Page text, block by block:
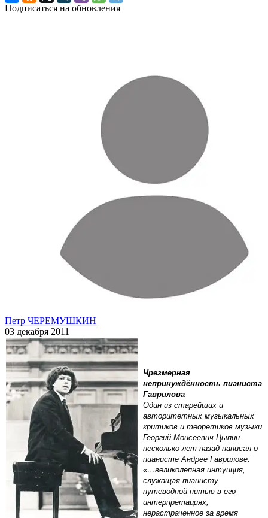
Подписаться на обновления
Петр ЧЕРЕМУШКИН
03 декабря 2011
Чрезмерная
непринуждённость пианиста
Гаврилова
Один из старейших и
авторитетных музыкальных
критиков и теоретиков музыки
Георгий Моисеевич Цыпин
несколько лет назад написал о
пианисте Андрее Гаврилове:
«…великолепная интуиция,
служащая пианисту
путеводной нитью в его
интерпретациях;
нерастраченное за время